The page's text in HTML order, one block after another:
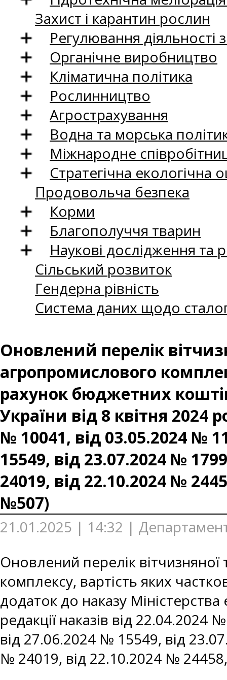
Захист і карантин рослин
Регулювання
Органічне виробництво
Кліматична політика
Рослинництво
Агрострахування
Водна та морська
Міжнародне
Стратегічна екологічна
Продовольча безпека
Корми
Благополуччя тварин
Наукові дослідження та
Сільський розвиток
Гендерна рівність
Система даних щодо
Оновлений перелік
агропромислового
рахунок бюджетних
України від 8 квітня 2024
№ 10041, від 03.05.2024 №
15549, від 23.07.2024 №
24019, від 22.10.2024 №
№507)
21.01.2025 | 14:32 |
Оновлений перелік
комплексу, вартість яких
додаток до наказу
редакції наказів від
від 27.06.2024 № 15549, від
№ 24019, від 22.10.2024 №